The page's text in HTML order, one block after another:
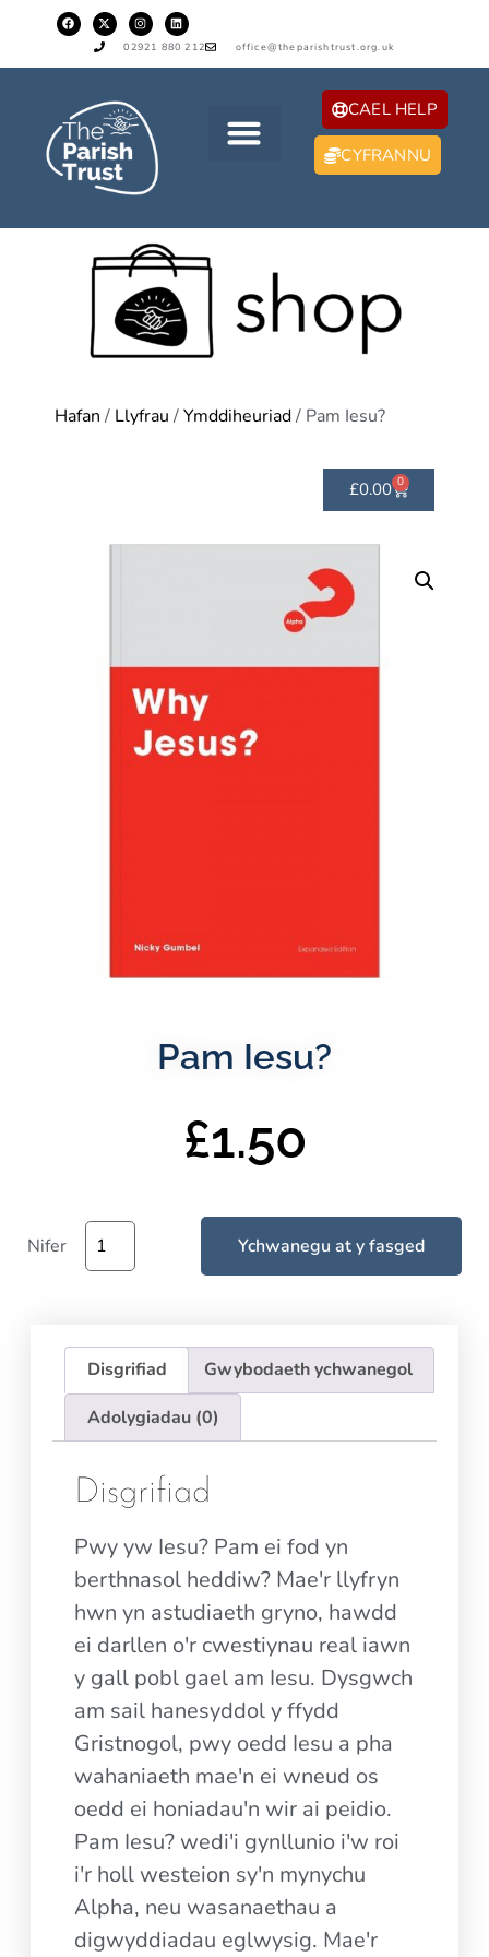
02921 880 212 office@theparishtrust.org.uk
CAEL HELP
CYFRANNU
Hafan / Llyfrau /Ymddiheuriad/ Pam Iesu?
£0.00 0
Pam Iesu?
£1.50
Nifer Ychwanegu at y fasged
Disgrifiad
Gwybodaeth ychwanegol
Adolygiadau (0)
Disgrifiad
Pwy yw Iesu? Pam ei fod yn
berthnasol heddiw? Mae'r llyfryn
hwn yn astudiaeth gryno, hawdd
ei darllen o'r cwestiynau real iawn
y gall pobl gael am Iesu. Dysgwch
am sail hanesyddol y ffydd
Gristnogol, pwy oedd Iesu a pha
wahaniaeth mae'n ei wneud os
oedd ei honiadau'n wir ai peidio.
Pam Iesu? wedi'i gynllunio i'w roi
i'r holl westeion sy'n mynychu
Alpha, neu wasanaethau a
digwyddiadau eglwysig. Mae'r